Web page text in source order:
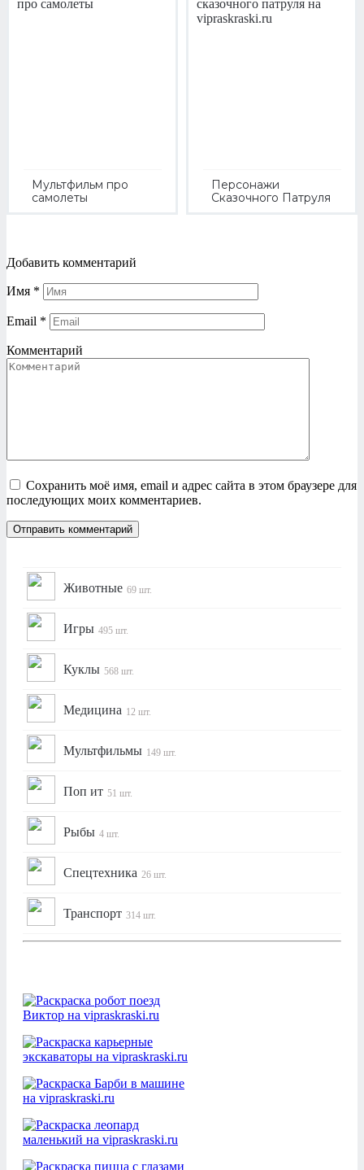
Мультфильм про
самолеты
Персонажи
Сказочного Патруля
Добавить комментарий
Имя *
Email *
Комментарий
Сохранить моё имя, email и адрес сайта в этом браузере для
последующих моих комментариев.
Животные 69 шт.
Игры 495 шт.
Куклы 568 шт.
Медицина 12 шт.
Мультфильмы 149 шт.
Поп ит 51 шт.
Рыбы 4 шт.
Спецтехника 26 шт.
Транспорт 314 шт.